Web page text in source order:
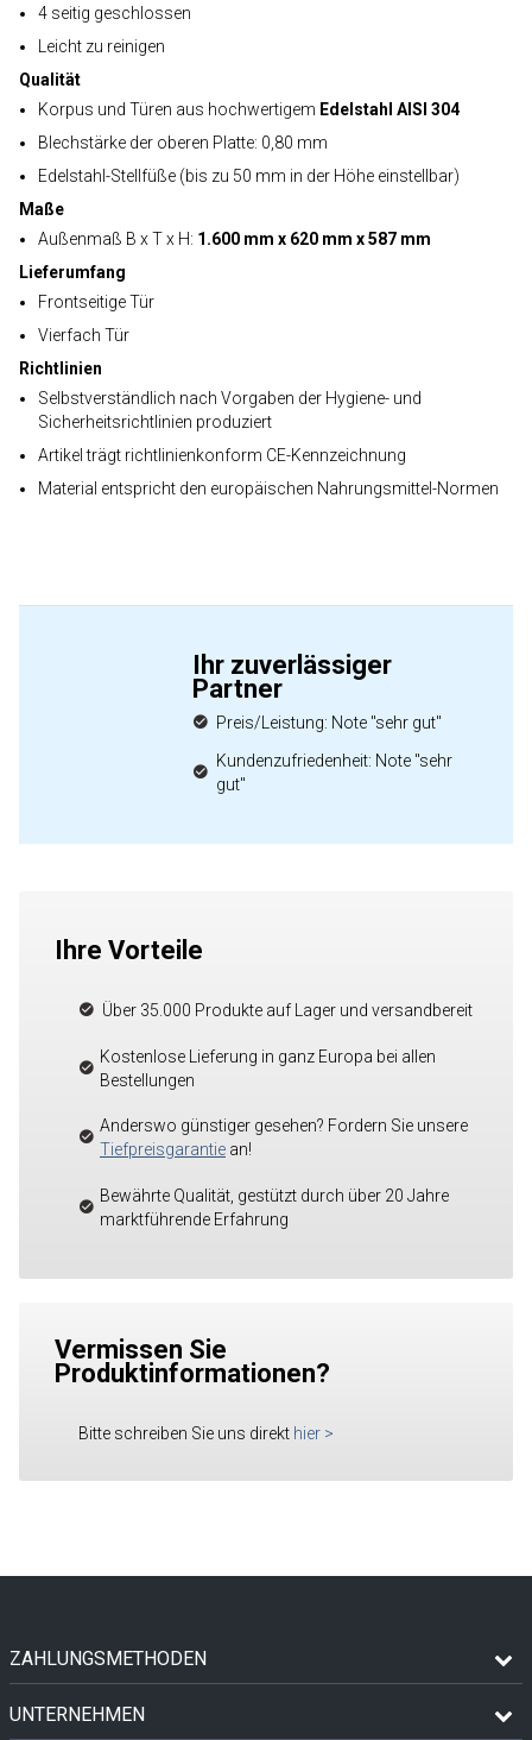
4 seitig geschlossen
Leicht zu reinigen
Qualität
Korpus und Türen aus hochwertigem Edelstahl AISI 304
Blechstärke der oberen Platte: 0,80 mm
Edelstahl-Stellfüße (bis zu 50 mm in der Höhe einstellbar)
Maße
Außenmaß B x T x H: 1.600 mm x 620 mm x 587 mm
Lieferumfang
Frontseitige Tür
Vierfach Tür
Richtlinien
Selbstverständlich nach Vorgaben der Hygiene- und
Sicherheitsrichtlinien produziert
Artikel trägt richtlinienkonform CE-Kennzeichnung
Material entspricht den europäischen Nahrungsmittel-Normen
Ihr zuverlässiger
Partner
Preis/Leistung: Note "sehr gut"
Kundenzufriedenheit: Note "sehr
gut"
Ihre Vorteile
Über 35.000 Produkte auf Lager und versandbereit
Kostenlose Lieferung in ganz Europa bei allen
Bestellungen
Anderswo günstiger gesehen? Fordern Sie unsere
Tiefpreisgarantie an!
Bewährte Qualität, gestützt durch über 20 Jahre
marktführende Erfahrung
Vermissen Sie
Produktinformationen?
Bitte schreiben Sie uns direkt hier >
ZAHLUNGSMETHODEN
UNTERNEHMEN